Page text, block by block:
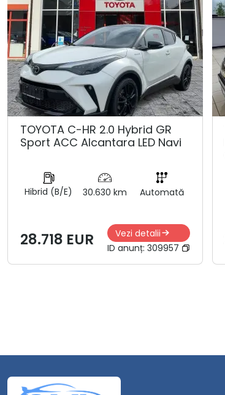
TOYOTA C-HR 2.0 Hybrid GR
Sport ACC Alcantara LED Navi
Hibrid (B/E) 30.630 km Automată
28.718 EUR
Vezi detalii
ID anunț: 309957